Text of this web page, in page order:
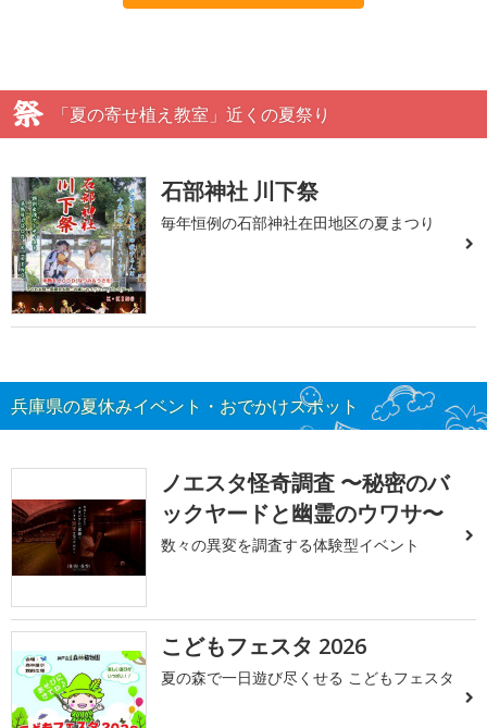
「夏の寄せ植え教室」近くの夏祭り
石部神社 川下祭
毎年恒例の石部神社在田地区の夏まつり
兵庫県の夏休みイベント・おでかけスポット
ノエスタ怪奇調査 〜秘密のバ
ックヤードと幽霊のウワサ〜
数々の異変を調査する体験型イベント
こどもフェスタ 2026
夏の森で一日遊び尽くせる こどもフェスタ